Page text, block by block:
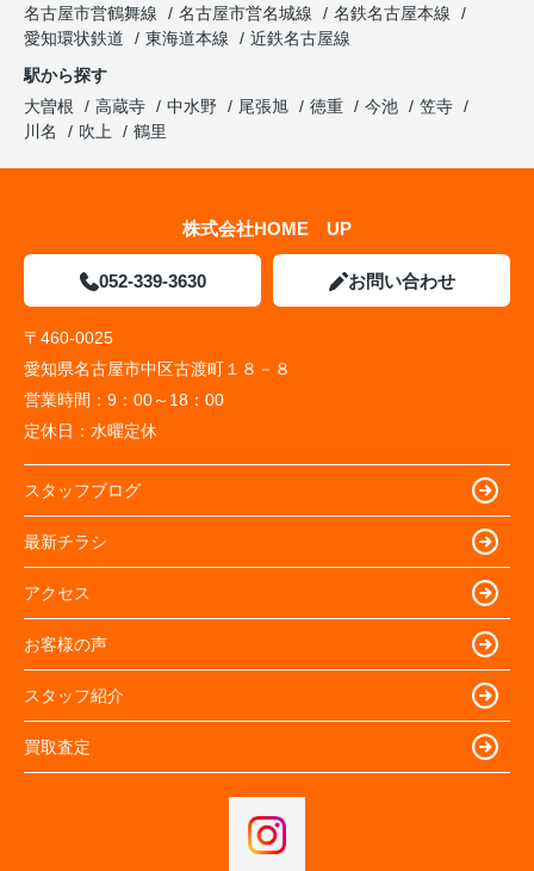
名古屋市営鶴舞線
名古屋市営名城線
名鉄名古屋本線
愛知環状鉄道
東海道本線
近鉄名古屋線
駅から探す
大曽根
高蔵寺 中水野 尾張旭 徳重 今池
笠寺
川名
吹上 鶴里
株式会社HOME UP
052-339-3630 お問い合わせ
〒460-0025
愛知県名古屋市中区古渡町１８－８
営業時間： 9：00～18：00
定休日： 水曜定休
スタッフブログ
最新チラシ
アクセス
お客様の声
スタッフ紹介
買取査定